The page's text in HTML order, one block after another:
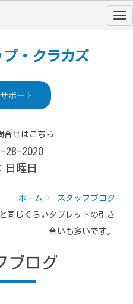
・クラカズ
ポート
合せはこちら
28-2020
日曜日
ホーム
スタッフブログ
同じくらいタブレットの引き
合いも多いです。
ブログ